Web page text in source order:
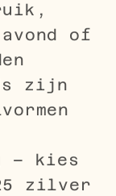
of
zijn
– kies
zilver